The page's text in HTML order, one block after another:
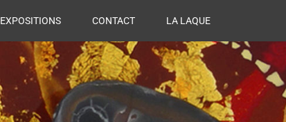
EXPOSITIONS CONTACT LA LAQUE